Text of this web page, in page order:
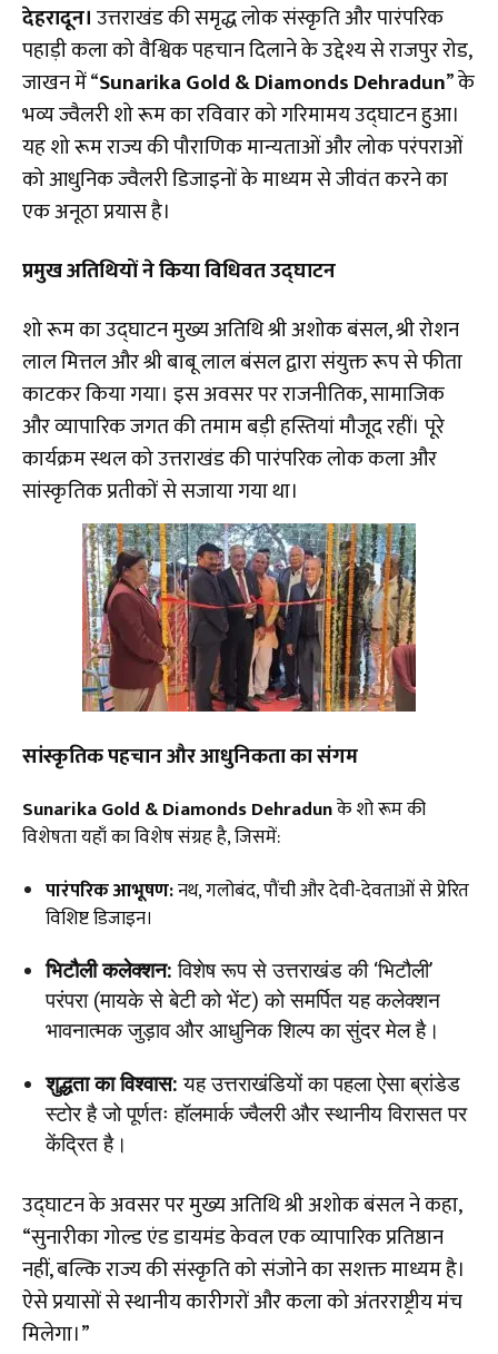
देहरादून।उत्तराखंड की समृद्ध लोक संस्कृति और पारंपरिक
पहाड़ी कला को वैश्विक पहचान दिलाने के उद्देश्य से राजपुर रोड,
जाखन में “Sunarika Gold & Diamonds Dehradun” के
भव्य ज्वैलरी शो रूम का रविवार को गरिमामय उद्घाटन हुआ।
यह शो रूम राज्य की पौराणिक मान्यताओं और लोक परंपराओं
को आधुनिक ज्वैलरी डिजाइनों के माध्यम से जीवंत करने का
एक अनूठा प्रयास है।
प्रमुख अतिथियों ने किया विधिवत उद्घाटन
​शो रूम का उद्घाटन मुख्य अतिथि श्री अशोक बंसल, श्री रोशन
लाल मित्तल और श्री बाबू लाल बंसल द्वारा संयुक्त रूप से फीता
काटकर किया गया। इस अवसर पर राजनीतिक, सामाजिक
और व्यापारिक जगत की तमाम बड़ी हस्तियां मौजूद रहीं। पूरे
कार्यक्रम स्थल को उत्तराखंड की पारंपरिक लोक कला और
सांस्कृतिक प्रतीकों से सजाया गया था।
सांस्कृतिक पहचान और आधुनिकता का संगम
Sunarika Gold & Diamonds Dehradunके शो रूम की
विशेषता यहाँ का विशेष संग्रह है, जिसमें:
पारंपरिक आभूषण:नथ, गलोबंद, पौंची और देवी-देवताओं से प्रेरित
विशिष्ट डिजाइन।
भिटौली कलेक्शन: विशेष रूप से उत्तराखंड की ‘भिटौली’
परंपरा (मायके से बेटी को भेंट) को समर्पित यह कलेक्शन
भावनात्मक जुड़ाव और आधुनिक शिल्प का सुंदर मेल है।
शुद्धता का विश्वास: यह उत्तराखंडियों का पहला ऐसा ब्रांडेड
स्टोर है जो पूर्णतः हॉलमार्क ज्वैलरी और स्थानीय विरासत पर
केंद्रित है।
​उद्घाटन के अवसर पर मुख्य अतिथि श्री अशोक बंसल ने कहा,
“सुनारीका गोल्ड एंड डायमंड केवल एक व्यापारिक प्रतिष्ठान
नहीं, बल्कि राज्य की संस्कृति को संजोने का सशक्त माध्यम है।
ऐसे प्रयासों से स्थानीय कारीगरों और कला को अंतरराष्ट्रीय मंच
मिलेगा।”